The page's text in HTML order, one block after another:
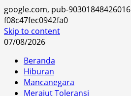
google.com, pub-
f08c47fec0942fa0
Skip to content
07/08/2026
Beranda
Hiburan
Mancanegara
Merajut Toleransi